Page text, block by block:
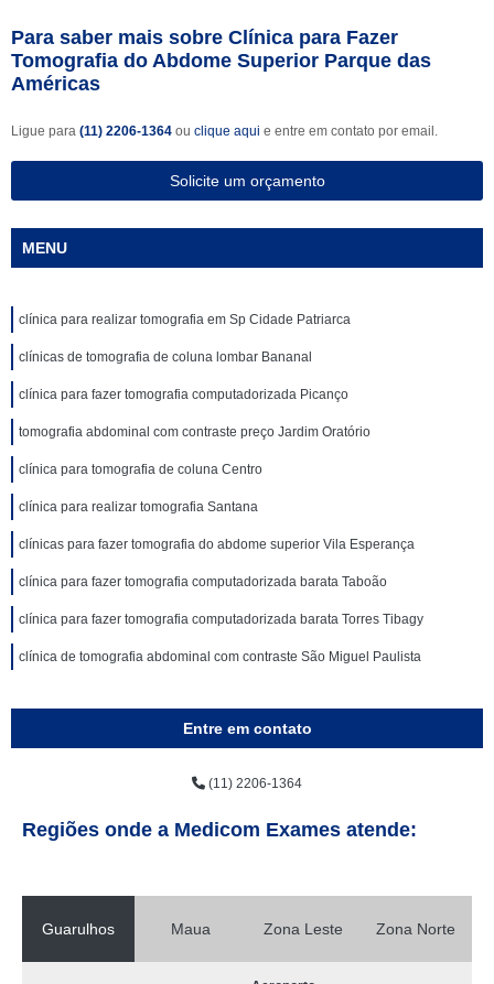
Para saber mais sobre Clínica para Fazer
Tomografia do Abdome Superior Parque das
Américas
Ligue para (11) 2206-1364 ou clique aqui e entre em contato por email.
Solicite um orçamento
MENU
clínica para realizar tomografia em Sp Cidade Patriarca
clínicas de tomografia de coluna lombar Bananal
clínica para fazer tomografia computadorizada Picanço
tomografia abdominal com contraste preço Jardim Oratório
clínica para tomografia de coluna Centro
clínica para realizar tomografia Santana
clínicas para fazer tomografia do abdome superior Vila Esperança
clínica para fazer tomografia computadorizada barata Taboão
clínica para fazer tomografia computadorizada barata Torres Tibagy
clínica de tomografia abdominal com contraste São Miguel Paulista
Entre em contato
(11) 2206-1364
Regiões onde a Medicom Exames atende:
Guarulhos Maua Zona Leste Zona Norte